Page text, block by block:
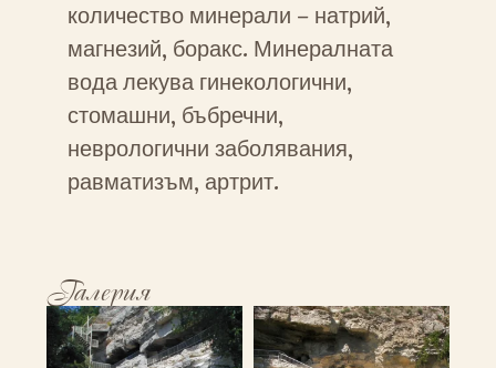
количество минерали – натрий,
магнезий, боракс. Минералната
вода лекува гинекологични,
стомашни, бъбречни,
неврологични заболявания,
равматизъм, артрит.
Галерия